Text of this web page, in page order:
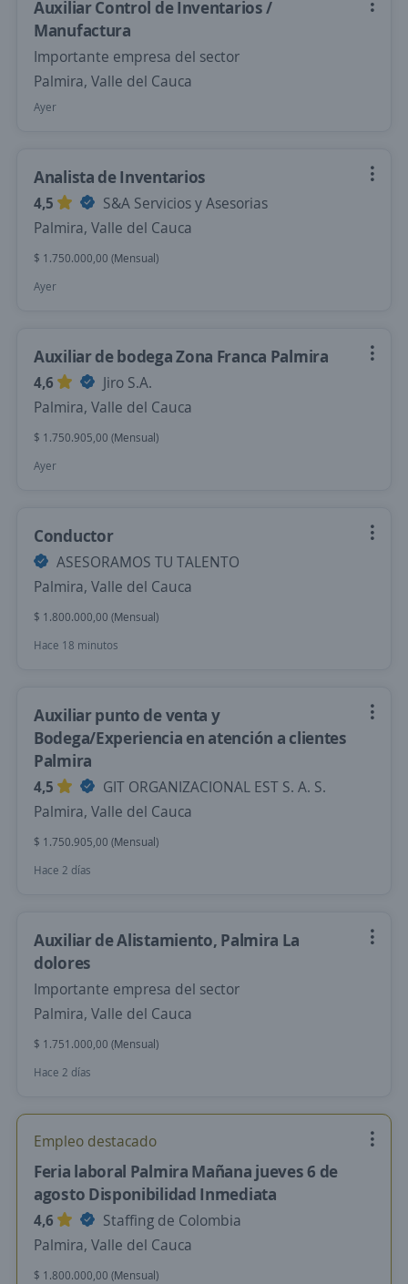
Auxiliar Control de Inventarios /
Manufactura
Importante empresa del sector
Palmira, Valle del Cauca
Ayer
Analista de Inventarios
4,5
S&A Servicios y Asesorias
Palmira, Valle del Cauca
$ 1.750.000,00 (Mensual)
Ayer
Auxiliar de bodega Zona Franca Palmira
4,6
Jiro S.A.
Palmira, Valle del Cauca
$ 1.750.905,00 (Mensual)
Ayer
Conductor
ASESORAMOS TU TALENTO
Palmira, Valle del Cauca
$ 1.800.000,00 (Mensual)
Hace 18 minutos
Auxiliar punto de venta y
Bodega/Experiencia en atención a clientes
Palmira
4,5
GIT ORGANIZACIONAL EST S. A. S.
Palmira, Valle del Cauca
$ 1.750.905,00 (Mensual)
Hace 2 días
Auxiliar de Alistamiento, Palmira La
dolores
Importante empresa del sector
Palmira, Valle del Cauca
$ 1.751.000,00 (Mensual)
Hace 2 días
Empleo destacado
Feria laboral Palmira Mañana jueves 6 de
agosto Disponibilidad Inmediata
4,6
Staffing de Colombia
Palmira, Valle del Cauca
$ 1.800.000,00 (Mensual)